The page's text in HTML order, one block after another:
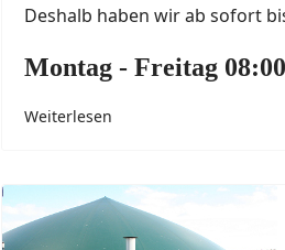
Deshalb haben wir ab sofort
Montag - Freitag
Weiterlesen